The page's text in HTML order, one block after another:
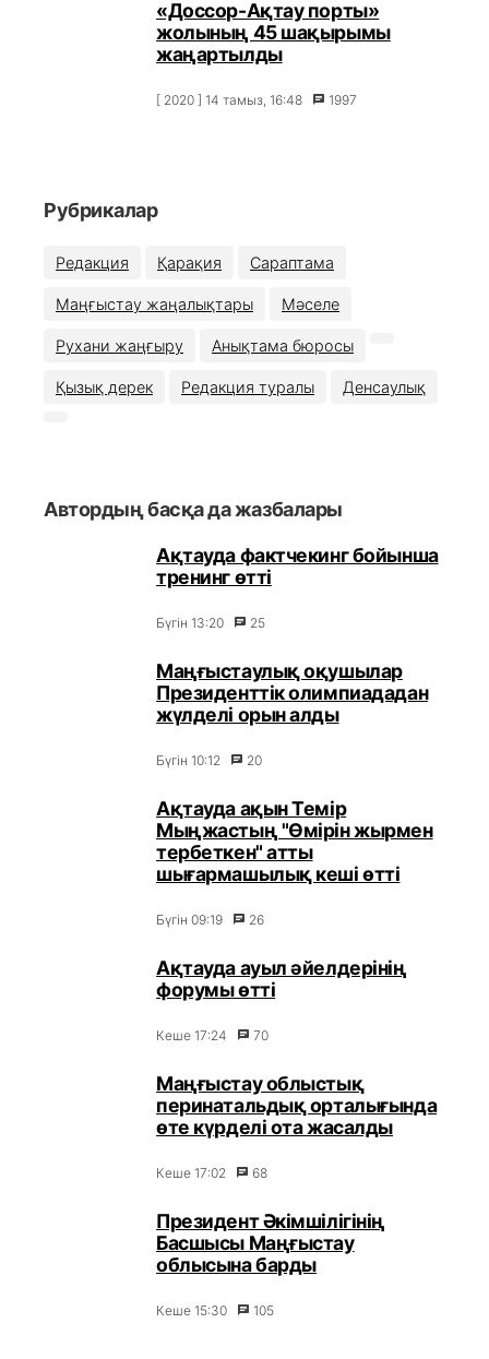
«Доссор-Ақтау порты»
жолының 45 шақырымы
жаңартылды
[ 2020 ] 14 тамыз, 16:48 1997
Рубрикалар
Редакция Қарақия Сараптама
Маңғыстау жаңалықтары Мәселе
Рухани жаңғыру Анықтама бюросы
Қызық дерек Редакция туралы Денсаулық
Автордың басқа да жазбалары
Ақтауда фактчекинг бойынша
тренинг өтті
Бүгін 13:20 25
Маңғыстаулық оқушылар
Президенттік олимпиададан
жүлделі орын алды
Бүгін 10:12 20
Ақтауда ақын Темір
Мыңжастың "Өмірін жырмен
тербеткен" атты
шығармашылық кеші өтті
Бүгін 09:19 26
Ақтауда ауыл әйелдерінің
форумы өтті
Кеше 17:24 70
Маңғыстау облыстық
перинатальдық орталығында
өте күрделі ота жасалды
Кеше 17:02 68
Президент Әкімшілігінің
Басшысы Маңғыстау
облысына барды
Кеше 15:30 105